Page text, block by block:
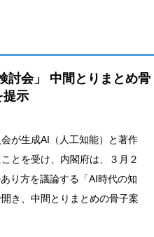
討会」 中間とりまとめ骨
提示
が生成AI（人工知能）と著作
とを受け、内閣府は、３月２
り方を議論する「AI時代の知
き、中間とりまとめの骨子案